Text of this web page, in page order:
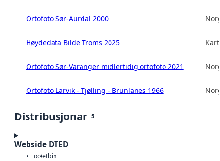
Ortofoto Sør-Aurdal 2000
Høydedata Bilde Troms 2025
Ortofoto Sør-Varanger midlertidig ortofoto 2021
Ortofoto Larvik - Tjølling - Brunlanes 1966
Distribusjonar 5
Webside DTED
octetbin